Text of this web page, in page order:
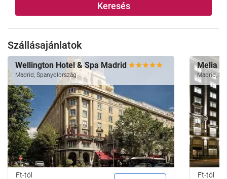
Keresés
Szállásajánlatok
Wellington Hotel & Spa Madrid
Madrid, Spanyolország
Ft-tól
Melia
Madrid,
Ft-tól